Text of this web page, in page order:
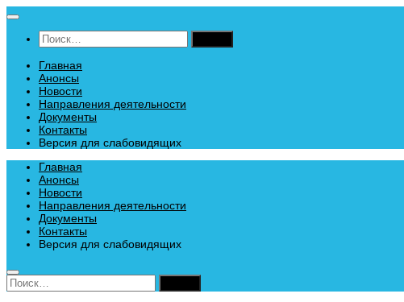
Перейти
содержимому
Найти:
Главная
Анонсы
Новости
Направления деятельности
Документы
Контакты
Версия для слабовидящих
Главная
Анонсы
Новости
Направления деятельности
Документы
Контакты
Версия для слабовидящих
Найти: